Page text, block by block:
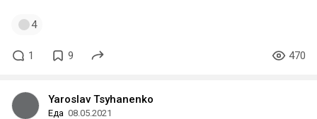
4
1 9 470
Yaroslav Tsyhanenko
Еда 08.05.2021